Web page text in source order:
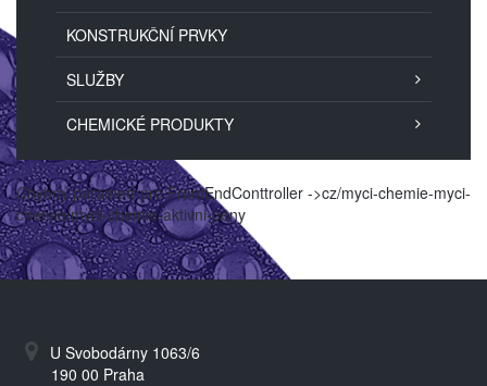
KONSTRUKČNÍ PRVKY
SLUŽBY
CHEMICKÉ PRODUKTY
Chybný parametr pro FrontEndConttroller ->cz/myci-chemie-myci-
chemie/myci-chemie-aktivni-peny
U Svobodárny 1063/6
190 00 Praha